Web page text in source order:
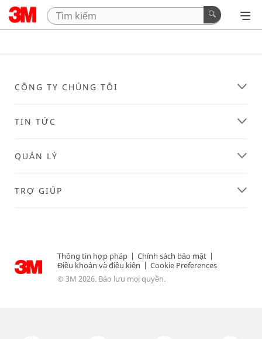
CÔNG TY CHÚNG TÔI
TIN TỨC
QUẢN LÝ
TRỢ GIÚP
Thông tin hợp pháp | Chính sách bảo mật |
Điều khoản và điều kiện | Cookie Preferences
© 3M 2026. Bảo lưu mọi quyền.